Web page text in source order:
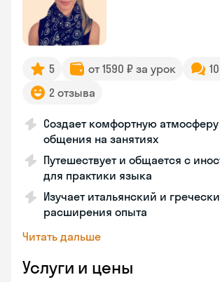
5 от 1590 ₽ за урок
2 отзыва
Создает комфортную
общения на занятиях
Путешествует и общается с
для практики языка
Изучает итальянский и
расширения опыта
Читать дальше
Услуги и цены